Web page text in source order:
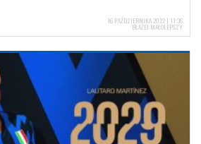
16 PAŹDZIERNIKA 2022 | 11:36
BŁAŻEJ MAŁOLEPSZY